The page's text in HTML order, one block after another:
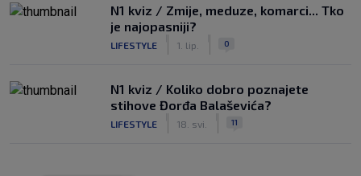
N1 kviz / Zmije, meduze, komarci... Tko
je najopasniji?
LIFESTYLE 1. lip. 0
N1 kviz / Koliko dobro poznajete
stihove Đorđa Balaševića?
LIFESTYLE 18. svi. 11